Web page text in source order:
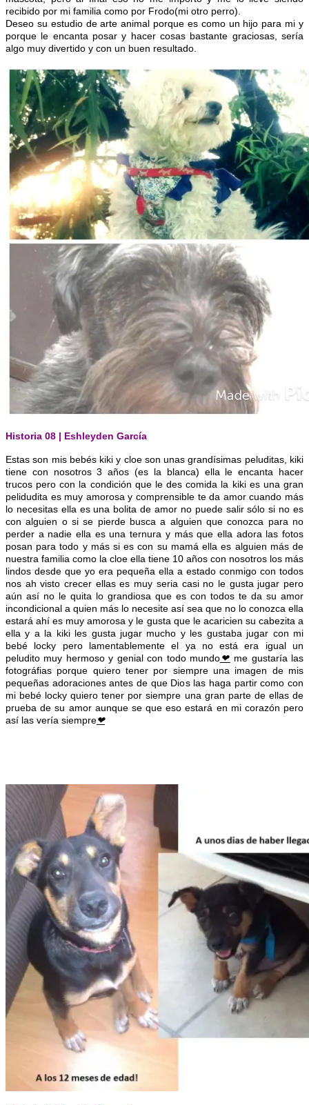
recibido por mi familia como por Frodo(mi otro perro).
Deseo su estudio de arte animal porque es como un hijo para mi y
porque le encanta posar y hacer cosas bastante graciosas, sería
algo muy divertido y con un buen resultado.
Historia 08 | Eshleyden García
Estas son mis bebés kiki y cloe son unas grandísimas peluditas, kiki
tiene con nosotros 3 años (es la blanca) ella le encanta hacer
trucos pero con la condición que le des comida la kiki es una gran
pelidudita es muy amorosa y comprensible te da amor cuando más
lo necesitas ella es una bolita de amor no puede salir sólo si no es
con alguien o si se pierde busca a alguien que conozca para no
perder a nadie ella es una ternura y más que ella adora las fotos
posan para todo y más si es con su mamá ella es alguien más de
nuestra familia como la cloe ella tiene 10 años con nosotros los más
lindos desde que yo era pequeña ella a estado conmigo con todos
nos ah visto crecer ellas es muy seria casi no le gusta jugar pero
aún así no le quita lo grandiosa que es con todos te da su amor
incondicional a quien más lo necesite así sea que no lo conozca ella
estará ahí es muy amorosa y le gusta que le acaricien su cabezita a
ella y a la kiki les gusta jugar mucho y les gustaba jugar con mi
bebé locky pero lamentablemente el ya no está era igual un
peludito muy hermoso y genial con todo mundo❤ me gustaría las
fotográfias porque quiero tener por siempre una imagen de mis
pequeñas adoraciones antes de que Dios las haga partir como con
mi bebé locky quiero tener por siempre una gran parte de ellas de
prueba de su amor aunque se que eso estará en mi corazón pero
así las vería siempre❤